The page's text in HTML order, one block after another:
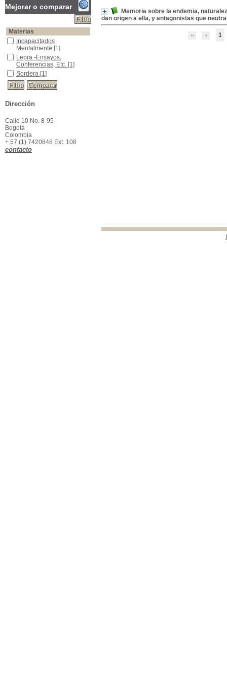
Memoria sobre la endemia,
dan origen a ella, y antagonistas que
1
Mejorar o comparar
Materias
Incapacitados Mentalmente
Incapacitados
Mentalmente [1]
Lepra -Ensayos, Conferencias, Etc.
Lepra -Ensayos,
Conferencias, Etc. [1]
Sordera
Sordera [1]
Dirección
Calle 10 No. 8-95
Bogotá
Colombia
+ 57 (1) 7420848 Ext. 108
contacto